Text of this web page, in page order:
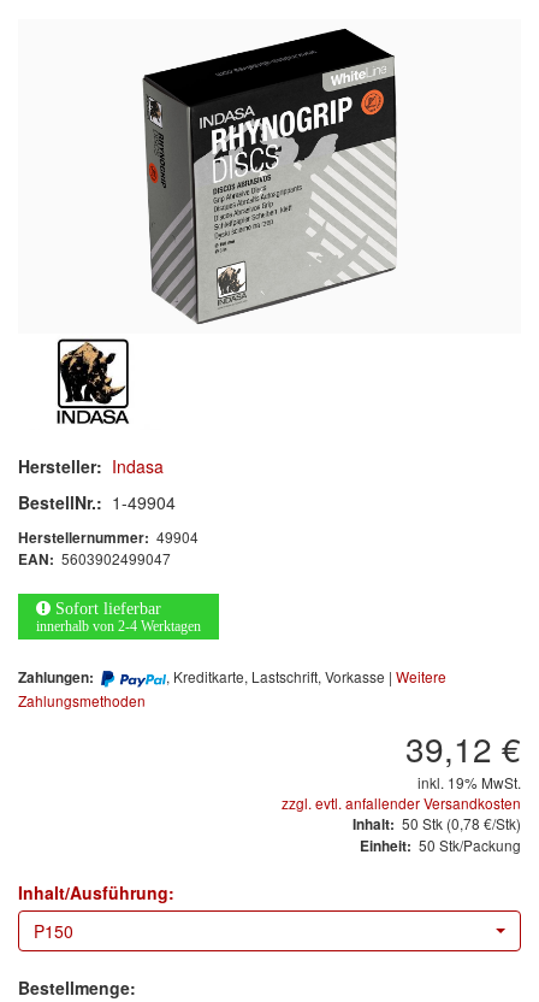
Zubehör/Hilfsmittel
Kleben & Beschichten
Polieren
Malerbedarf & Zubehör
Reinigen
Arbeitsschutz
Luftfilter
Restposten
Colad
Hersteller: Indasa
BestellNr.: 1-49904
Herstellernummer: 49904
EAN: 5603902499047
Sofort lieferbar
innerhalb von 2-4 Werktagen
Zahlungen: , Kreditkarte, Lastschrift, Vorkasse | Weitere
Zahlungsmethoden
39,12 €
inkl. 19% MwSt.
zzgl. evtl. anfallender Versandkosten
Inhalt: 50 Stk (0,78 €/Stk)
Einheit: 50 Stk/Packung
Inhalt/Ausführung:
P150
Bestellmenge: